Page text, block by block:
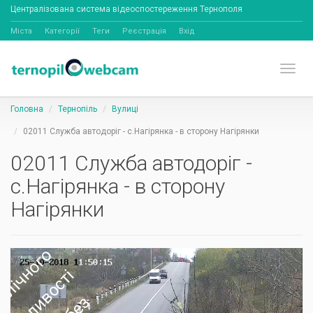
Централізована система відеоспостереження Тернополя
Міста Категорії Теги Реєстрація Вхід
Головна Тернопіль Вулиці
02011 Служба автодоріг - с.Нагірянка - в сторону Нагірянки
02011 Служба автодоріг -
с.Нагірянка - в сторону
Нагірянки